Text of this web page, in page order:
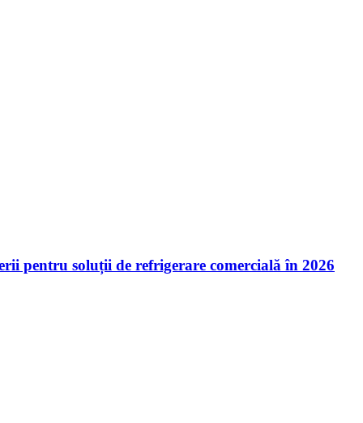
pentru soluții de refrigerare comercială în 2026